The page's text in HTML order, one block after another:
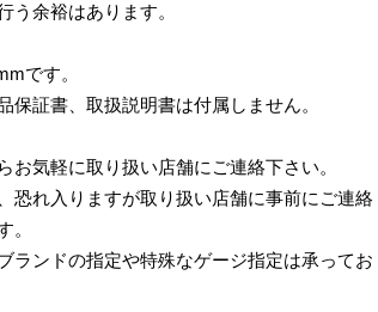
う余裕はあります。
です。
証書、取扱説明書は付属しません。
お気軽に取り扱い店舗にご連絡下さい。
恐れ入りますが取り扱い店舗に事前にご連絡
。
ランドの指定や特殊なゲージ指定は承ってお